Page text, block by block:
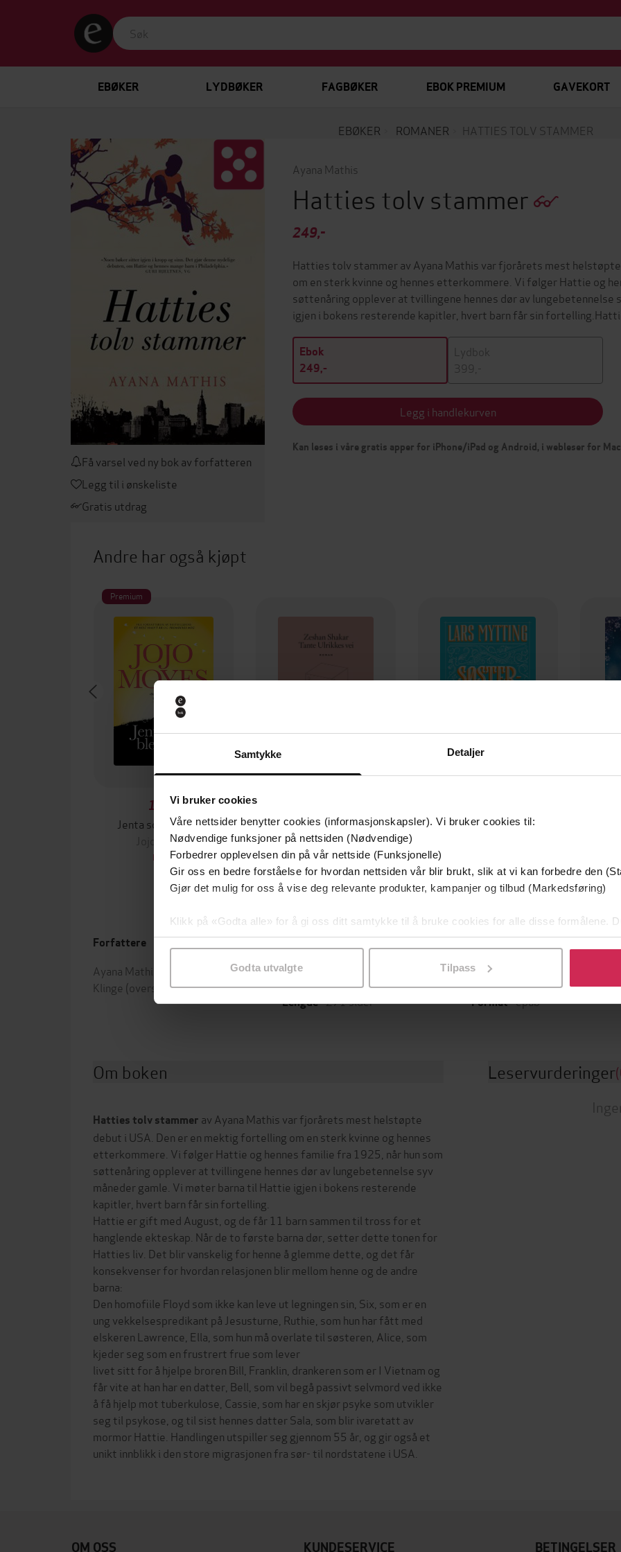
Samtykke Detaljer
Vi bruker cookies
Våre nettsider benytter cookies (informasjonskapsler). Vi bruker cookies til:
Nødvendige funksjoner på nettsiden (Nødvendige)
Forbedrer opplevelsen din på vår nettside (Funksjonelle)
Gir oss en bedre forståelse for hvordan nettsiden vår blir brukt, slik at vi kan forbedre den
Gjør det mulig for oss å vise deg relevante produkter, kampanjer og tilbud (Markedsføring)
Klikk på «Godta alle» for å gi oss ditt samtykke til å bruke cookies for alle disse formålene.
samtykke til spesifikke formål ved å klikke på «Tilpass». Du kan når som helst trekke
Godta utvalgte Tilpass
EBØKER LYDBØKER FAGBØKER EBOK PREMIUM GAVEKORT
EBØKER ROMANER HATTIES TOLV STAMMER
Få varsel ved ny bok av forfatteren
Legg til i ønskeliste
Gratis utdrag
Ayana Mathis
Hatties tolv stammer
249,-
Hatties tolv stammer av Ayana Mathis var fjorårets mest
om en sterk kvinne og hennes etterkommere. Vi følger Hattie og
søttenåring opplever at tvillingene hennes dør av lungebetennelse
igjen i bokens resterende kapitler, hvert barn får sin
Ebok
249,-
Lydbok
399,-
Legg i handlekurven
Kan leses i våre gratis apper for iPhone/iPad og Android, i webleser for
Andre har også kjøpt
Premium
149,-
Jenta som ble igjen
Jojo Moyes
EBOK
Tante Ulrikkes vei
Zeshan Shakar
EBOK
Søsterklokkene
Forfattere
Ayana Mathis
Bente
Klinge (oversetter)
Cappelen Damm
Utgitt
Lengde 271sider
Skjønnlitteratur,
Språk
Format epub
Om boken
Hatties tolv stammer av Ayana Mathis var fjorårets mest helstøpte
debut i USA. Den er en mektig fortelling om en sterk kvinne og hennes
etterkommere. Vi følger Hattie og hennes familie fra 1925, når hun som
søttenåring opplever at tvillingene hennes dør av lungebetennelse syv
måneder gamle. Vi møter barna til Hattie igjen i bokens resterende
kapitler, hvert barn får sin fortelling.
Hattie er gift med August, og de får 11 barn sammen til tross for et
hanglende ekteskap. Når de to første barna dør, setter dette tonen for
Hatties liv. Det blir vanskelig for henne å glemme dette, og det får
konsekvenser for hvordan relasjonen blir mellom henne og de andre
barna:
Den homofiile Floyd som ikke kan leve ut legningen sin, Six, som er en
ung vekkelsespredikant på Jesusturne, Ruthie, som hun har fått med
elskeren Lawrence, Ella, som hun må overlate til søsteren, Alice, som
kjeder seg som en frustrert frue som lever
livet sitt for å hjelpe broren Bill, Franklin, drankeren som er I Vietnam og
får vite at han har en datter, Bell, som vil begå passivt selvmord ved ikke
å få hjelp mot tuberkulose, Cassie, som har en skjør psyke som utvikler
seg til psykose, og til sist hennes datter Sala, som blir ivaretatt av
mormor Hattie. Handlingen utspiller seg gjennom 55 år, og gir også et
unikt innblikk i den store migrasjonen fra sør- til nordstatene i USA.
Leservurderinger
OM OSS KUNDESERVICE BETINGELSER